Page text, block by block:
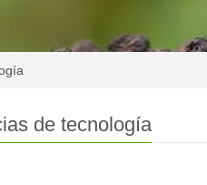
de tecnología